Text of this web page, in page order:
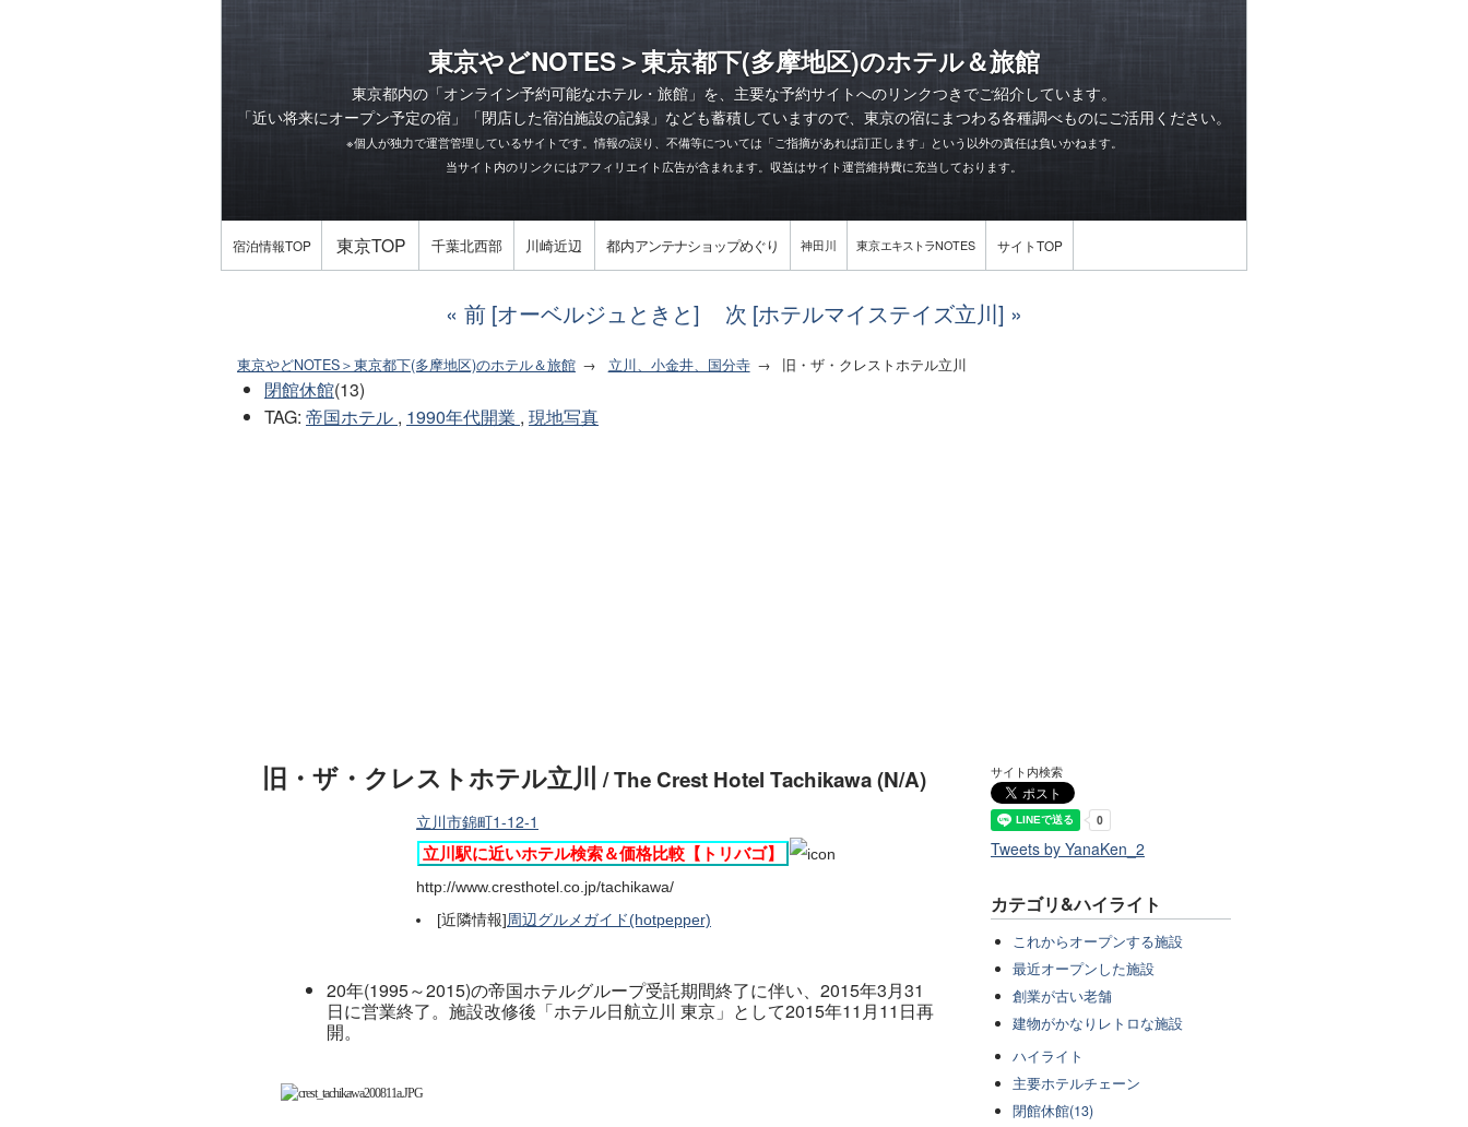
東京やどNOTES＞東京都下(多摩地区)のホテル＆旅館
東京都内の「オンライン予約可能なホテル・旅館」を、主要な予約サイトへのリンクつきでご紹介しています。
「近い将来にオープン予定の宿 」「閉店した宿泊施設の記録 」なども蓄積していますので、東京の宿にまつわる各種調べものにご活用ください。
※個人が独力で運営管理しているサイトです。情報の誤り、不備等については「ご指摘があれば訂正します」という以外の責任は負いかねます。
当サイト内のリンクにはアフィリエイト広告が含まれます。収益はサイト運営維持費に充当しております。
宿泊情報TOP 東京TOP 千葉北西部 川崎近辺 都内アンテナショップめぐり 神田川 東京エキストラNOTES サイトTOP
前 [オーベルジュときと] 次 [ホテルマイステイズ立川]
東京やどNOTES＞東京都下(多摩地区)のホテル＆旅館 立川、小金井、国分寺 旧・ザ・クレストホテル立川
閉館休館(13)
TAG: 帝国ホテル , 1990年代開業 , 現地写真
旧・ザ・クレストホテル立川 / The Crest Hotel Tachikawa (N/A)
立川市錦町1-12-1
立川駅に近いホテル検索＆価格比較【トリバゴ】
http://www.cresthotel.co.jp/tachikawa/
[近隣情報]周辺グルメガイド(hotpepper)
20年(1995～2015)の帝国ホテルグループ受託期間終了に伴い、2015年3月31
日に営業終了。施設改修後「ホテル日航立川 東京」として2015年11月11日再
開。
サイト内検索
Tweets by YanaKen_2
カテゴリ&ハイライト
これからオープンする施設
最近オープンした施設
創業が古い老舗
建物がかなりレトロな施設
ハイライト
主要ホテルチェーン
閉館休館(13)